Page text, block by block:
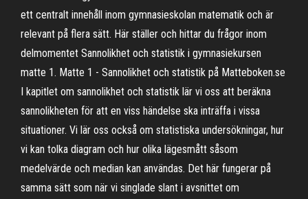
ett centralt innehåll inom gymnasieskolan matematik och är
relevant på flera sätt. Här ställer och hittar du frågor inom
delmomentet Sannolikhet och statistik i gymnasiekursen
matte 1. Matte 1 - Sannolikhet och statistik på Matteboken.se
I kapitlet om sannolikhet och statistik lär vi oss att beräkna
sannolikheten för att en viss händelse ska inträffa i vissa
situationer. Vi lär oss också om statistiska undersökningar, hur
vi kan tolka diagram och hur olika lägesmått såsom
medelvärde och median kan användas. Det här fungerar på
samma sätt som när vi singlade slant i avsnittet om